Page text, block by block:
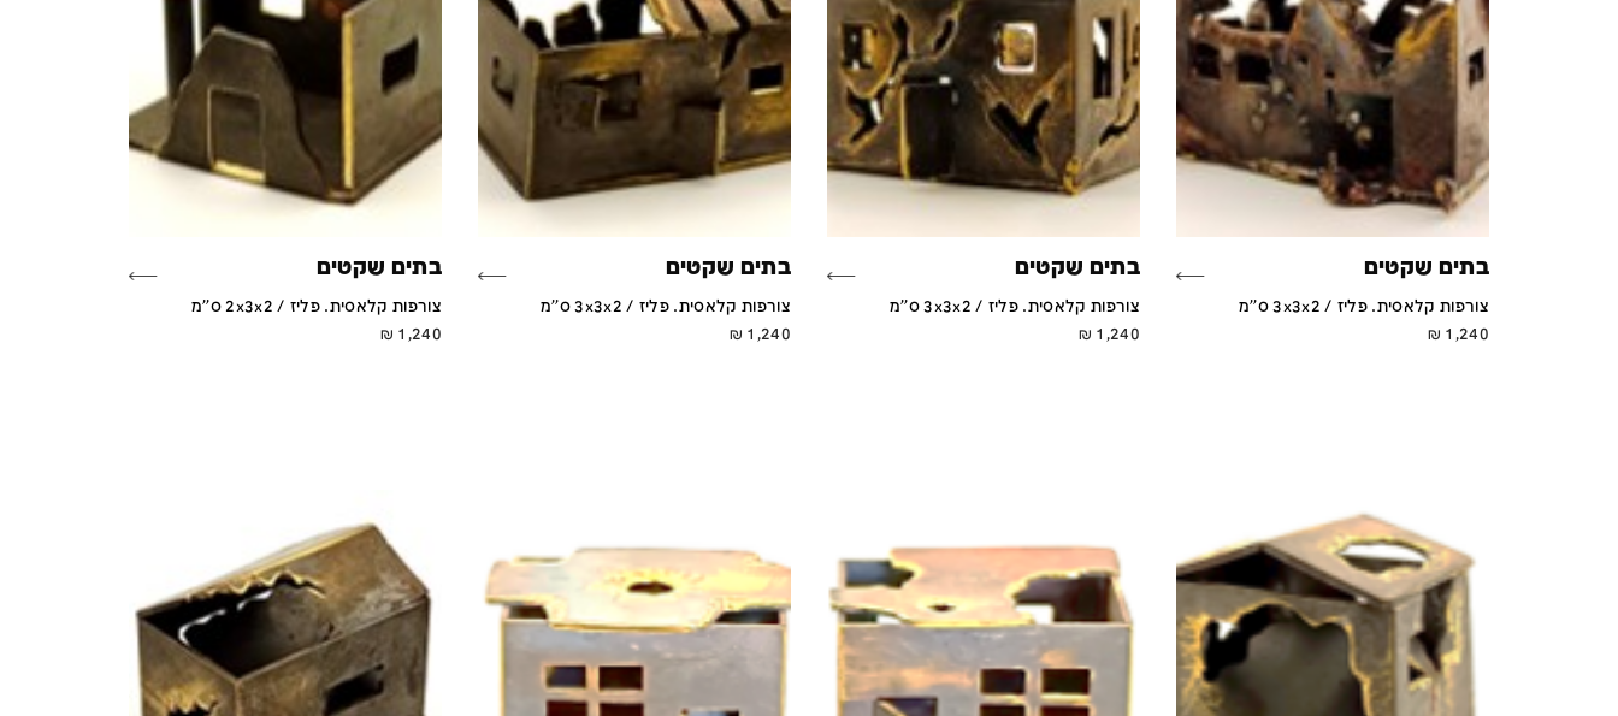
בתים שקטים
צורפות קלאסית. פליז / 3x3x2 ס''מ
1,240
₪
בתים שקטים
צורפות קלאסית. פליז / 3x3x2 ס''מ
1,240
₪
בתים שקטים
צורפות קלאסית. פליז / 3x3x2 ס''מ
1,240
₪
בתים שקטים
צורפות קלאסית. פליז / 2x3x2 ס''מ
1,240
₪